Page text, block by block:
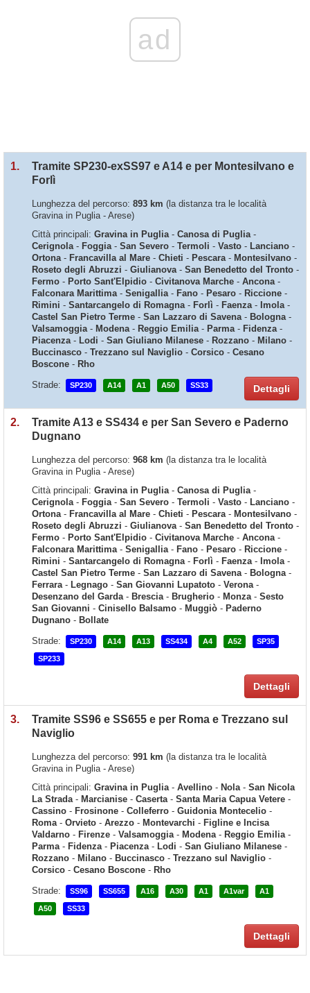
ad
1.
Tramite SP230-exSS97 e A14 e per Montesilvano e
Forlì
Lunghezza del percorso: 893 km (la distanza tra le località
Gravina in Puglia - Arese)
Città principali: Gravina in Puglia- Canosa di Puglia-
Cerignola- Foggia- San Severo - Termoli - Vasto - Lanciano -
Ortona- Francavilla al Mare - Chieti - Pescara- Montesilvano -
Roseto degli Abruzzi - Giulianova- San Benedetto del Tronto -
Fermo - Porto Sant'Elpidio - Civitanova Marche - Ancona-
Falconara Marittima- Senigallia- Fano - Pesaro - Riccione -
Rimini - Santarcangelo di Romagna- Forlì - Faenza- Imola-
Castel San Pietro Terme - San Lazzaro di Savena- Bologna-
Valsamoggia- Modena- Reggio Emilia- Parma- Fidenza-
Piacenza- Lodi - San Giuliano Milanese - Rozzano - Milano -
Buccinasco - Trezzano sul Naviglio - Corsico - Cesano
Boscone - Rho
Strade:
SP230 A14 A1 A50 SS33 Dettagli
2.
Tramite A13 e SS434 e per San Severo e Paderno
Dugnano
Lunghezza del percorso: 968 km (la distanza tra le località
Gravina in Puglia - Arese)
Città principali: Gravina in Puglia- Canosa di Puglia-
Cerignola- Foggia- San Severo - Termoli - Vasto - Lanciano -
Ortona- Francavilla al Mare - Chieti - Pescara- Montesilvano -
Roseto degli Abruzzi - Giulianova- San Benedetto del Tronto -
Fermo - Porto Sant'Elpidio - Civitanova Marche - Ancona-
Falconara Marittima- Senigallia- Fano - Pesaro - Riccione -
Rimini - Santarcangelo di Romagna- Forlì - Faenza- Imola-
Castel San Pietro Terme - San Lazzaro di Savena- Bologna-
Ferrara- Legnago - San Giovanni Lupatoto - Verona-
Desenzano del Garda- Brescia- Brugherio - Monza- Sesto
San Giovanni - Cinisello Balsamo - Muggiò - Paderno
Dugnano - Bollate
Strade:
SP230 A14 A13 SS434 A4 A52 SP35
SP233
Dettagli
3.
Tramite SS96 e SS655 e per Roma e Trezzano sul
Naviglio
Lunghezza del percorso: 991 km (la distanza tra le località
Gravina in Puglia - Arese)
Città principali: Gravina in Puglia- Avellino - Nola- San Nicola
La Strada- Marcianise - Caserta- Santa Maria Capua Vetere -
Cassino - Frosinone - Colleferro - Guidonia Montecelio -
Roma- Orvieto - Arezzo - Montevarchi - Figline e Incisa
Valdarno - Firenze - Valsamoggia- Modena- Reggio Emilia-
Parma- Fidenza- Piacenza- Lodi - San Giuliano Milanese -
Rozzano - Milano - Buccinasco - Trezzano sul Naviglio -
Corsico - Cesano Boscone - Rho
Strade:
SS96 SS655 A16 A30 A1 A1var A1
A50 SS33
Dettagli